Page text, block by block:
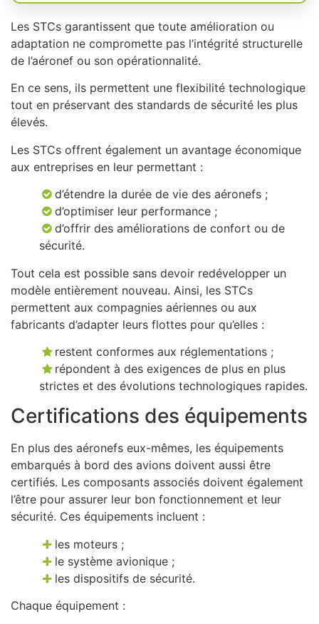
Les STCs garantissent que toute amélioration ou
adaptation ne compromette pas l’intégrité structurelle
de l’aéronef ou son opérationnalité.
En ce sens, ils permettent une flexibilité technologique
tout en préservant des standards de sécurité les plus
élevés.
Les STCs offrent également un avantage économique
aux entreprises en leur permettant :
d’étendre la durée de vie des aéronefs ;
d’optimiser leur performance ;
d’offrir des améliorations de confort ou de
sécurité.
Tout cela est possible sans devoir redévelopper un
modèle entièrement nouveau. Ainsi, les STCs
permettent aux compagnies aériennes ou aux
fabricants d’adapter leurs flottes pour qu’elles :
restent conformes aux réglementations ;
répondent à des exigences de plus en plus
strictes et des évolutions technologiques rapides.
Certifications des équipements
En plus des aéronefs eux-mêmes, les équipements
embarqués à bord des avions doivent aussi être
certifiés. Les composants associés doivent également
l’être pour assurer leur bon fonctionnement et leur
sécurité. Ces équipements incluent :
les moteurs ;
le système avionique ;
les dispositifs de sécurité.
Chaque équipement :